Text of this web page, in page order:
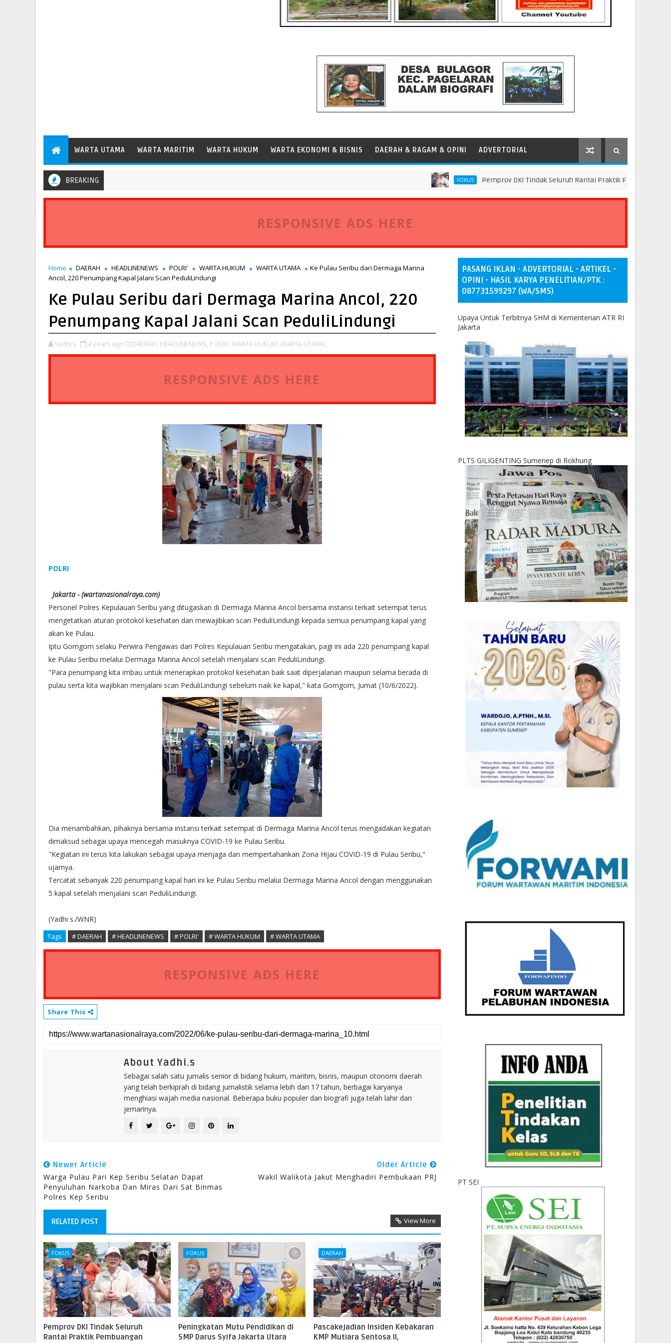
WARTA UTAMA WARTA MARITIM WARTA HUKUM WARTA EKONOMI & BISNIS DAERAH & RAGAM & OPINI ADVERTORIAL
BREAKING FOKUS Pemprov DKI Tindak Seluruh Rantai Praktik Pembuangan Sampah
Layani Kapal Peti Kemas Besar Kelas Panamax
RESPONSIVE ADS HERE
Home DAERAH HEADLINENEWS POLRI' WARTA HUKUM WARTA UTAMA
Ke Pulau Seribu dari Dermaga Marina
Ancol, 220 Penumpang Kapal Jalani Scan PeduliLindungi
Ke Pulau Seribu dari Dermaga Marina Ancol, 220
Penumpang Kapal Jalani Scan PeduliLindungi
Yadhi.s 4 years ago DAERAH, HEADLINENEWS, POLRI', WARTA HUKUM, WARTA UTAMA,
RESPONSIVE ADS HERE
POLRI
Jakarta - (wartanasionalraya.com)
Personel Polres Kepulauan Seribu yang ditugaskan di Dermaga Marina Ancol bersama instansi terkait setempat terus
mengetatkan aturan protokol kesehatan dan mewajibkan scan PeduliLindungi kepada semua penumpang kapal yang
akan ke Pulau.
Iptu Gomgom selaku Perwira Pengawas dari Polres Kepulauan Seribu mengatakan, pagi ini ada 220 penumpang kapal
ke Pulau Seribu melalui Dermaga Marina Ancol setelah menjalani scan PeduliLindungi.
"Para penumpang kita imbau untuk menerapkan protokol kesehatan baik saat diperjalanan maupun selama berada di
pulau serta kita wajibkan menjalani scan PeduliLindungi sebelum naik ke kapal," kata Gomgom, Jumat (10/6/2022).
Dia menambahkan, pihaknya bersama instansi terkait setempat di Dermaga Marina Ancol terus mengadakan kegiatan
dimaksud sebagai upaya mencegah masuknya COVID-19 ke Pulau Seribu.
"Kegiatan ini terus kita lakukan sebagai upaya menjaga dan mempertahankan Zona Hijau COVID-19 di Pulau Seribu,"
ujarnya.
Tercatat sebanyak 220 penumpang kapal hari ini ke Pulau Seribu melalui Dermaga Marina Ancol dengan menggunakan
5 kapal setelah menjalani scan PeduliLindungi.
(Yadhi s./WNR)
Tags # DAERAH # HEADLINENEWS # POLRI' # WARTA HUKUM # WARTA UTAMA
RESPONSIVE ADS HERE
Share This
About Yadhi.s
Sebagai salah satu jurnalis senior di bidang hukum, maritim, bisnis, maupun otonomi daerah
yang telah berkiprah di bidang jurnalistik selama lebih dari 17 tahun, berbagai karyanya
menghiasi wajah media nasional. Beberapa buku populer dan biografi juga telah lahir dari
jemarinya.
Newer Article
Warga Pulau Pari Kep Seribu Selatan Dapat
Penyuluhan Narkoba Dan Miras Dari Sat Binmas
Polres Kep Seribu
Older Article
Wakil Walikota Jakut Menghadiri Pembukaan PRJ
RELATED POST View More
FOKUS
Pemprov DKI Tindak Seluruh
Rantai Praktik Pembuangan
FOKUS
Peningkatan Mutu Pendidikan di
SMP Darus Syifa Jakarta Utara
DAERAH
Pascakejadian Insiden Kebakaran
KMP Mutiara Sentosa II,
PASANG IKLAN - ADVERTORIAL - ARTIKEL -
OPINI - HASIL KARYA PENELITIAN/PTK :
087731599297 (WA/SMS)
Upaya Untuk Terbitnya SHM di Kementerian ATR RI
Jakarta
PLTS GILIGENTING Sumenep di Rokhung
PT SEI